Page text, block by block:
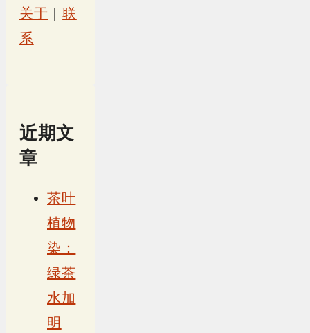
关于 ｜联
系
近期文
章
茶叶
植物
染：
绿茶
水加
明